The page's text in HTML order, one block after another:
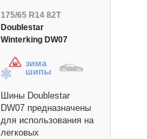
175/65 R14 82T
Doublestar
Winterking DW07
зима
шипы
Шины Doublestar
DW07 предназначены
для использования на
легковых